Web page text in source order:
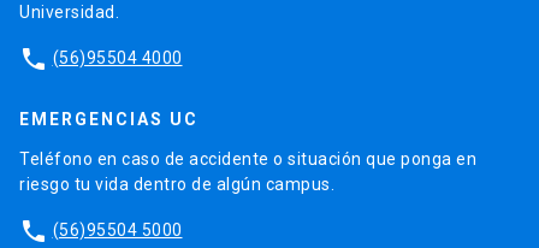
Universidad.
phone (56)95504 4000
EMERGENCIAS UC
Teléfono en caso de accidente o situación que ponga en
riesgo tu vida dentro de algún campus.
phone (56)95504 5000